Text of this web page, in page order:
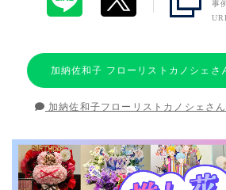
事
加納佐和子 フローリストカノシェさ
加納佐和子フローリストカノシェさ